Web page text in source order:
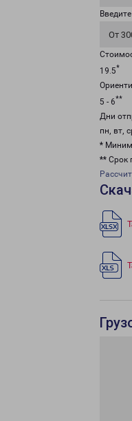
От
19.5*
5 - 6**
Дни
пн, вт,
*
** Срок